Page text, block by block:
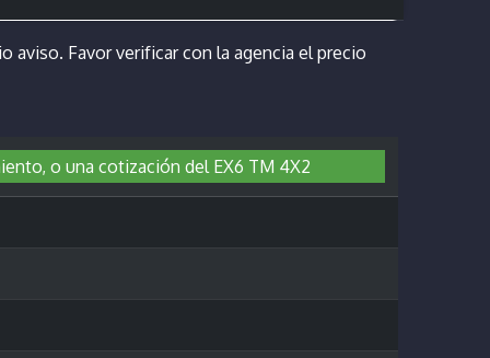
aviso. Favor verificar con la agencia el precio
o una cotización del EX6 TM 4X2